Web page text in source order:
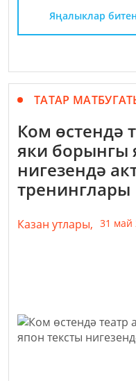
Яңалыклар
ТАТАР
Ком өстендә
яки борынгы
нигезендә
тренинглары
Казан утлары, 31 май